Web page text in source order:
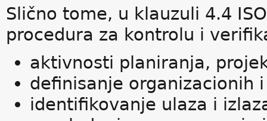
Slično tome, u klauzuli 4.4
procedura za kontrolu i
aktivnosti planiranja,
definisanje organizacionih
identifikovanje ulaza i